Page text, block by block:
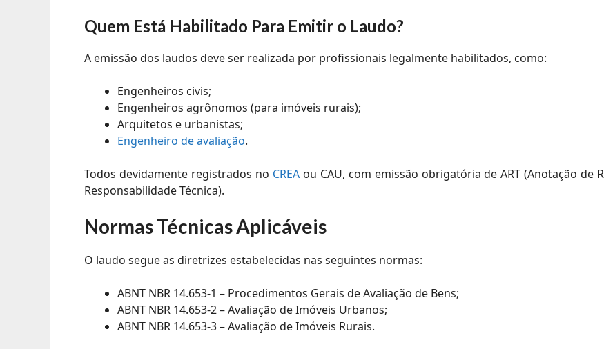
Quem Está Habilitado Para Emitir o Laudo?
A emissão dos laudos deve ser realizada por profissionais legalmente habilitados, como:
Engenheiros civis;
Engenheiros agrônomos (para imóveis rurais);
Arquitetos e urbanistas;
Engenheiro de avaliação.
Todos devidamente registrados no CREAou CAU, com emissão obrigatória de ART (Anotação de
Responsabilidade Técnica).
Normas Técnicas Aplicáveis
O laudo segue as diretrizes estabelecidas nas seguintes normas:
ABNT NBR 14.653-1 – Procedimentos Gerais de Avaliação de Bens;
ABNT NBR 14.653-2 – Avaliação de Imóveis Urbanos;
ABNT NBR 14.653-3 – Avaliação de Imóveis Rurais.